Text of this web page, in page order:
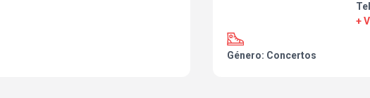
+
Género: Concertos